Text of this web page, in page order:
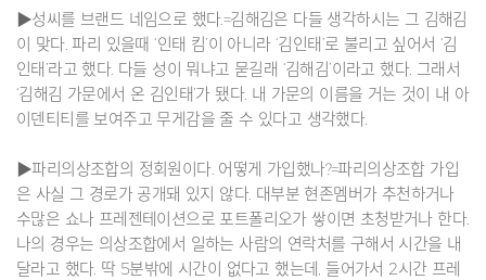
▶성씨를 브랜드 네임으로 했다.=김해김은 다들 생각하시는 그 김해김
이 맞다. 파리 있을때 ‘인태 킴’이 아니라 ‘김인태’로 불리고 싶어서 ‘김
인태’라고 했다. 다들 성이 뭐냐고 묻길래 ‘김해김’이라고 했다. 그래서
‘김해김 가문에서 온 김인태’가 됐다. 내 가문의 이름을 거는 것이 내 아
이덴티티를 보여주고 무게감을 줄 수 있다고 생각했다.
▶파리의상조합의 정회원이다. 어떻게 가입했나?=파리의상조합 가입
은 사실 그 경로가 공개돼 있지 않다. 대부분 현존멤버가 추천하거나
수많은 쇼나 프레젠테이션으로 포트폴리오가 쌓이면 초청받거나 한다.
나의 경우는 의상조합에서 일하는 사람의 연락처를 구해서 시간을 내
달라고 했다. 딱 5분밖에 시간이 없다고 했는데, 들어가서 2시간 프레